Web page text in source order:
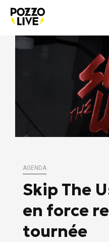
AGENDA
Skip The
en force
tournée